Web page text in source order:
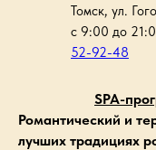
Томск, ул.
с 9:00 до
52-92-48
SPA-
Романтический и
лучших традициях